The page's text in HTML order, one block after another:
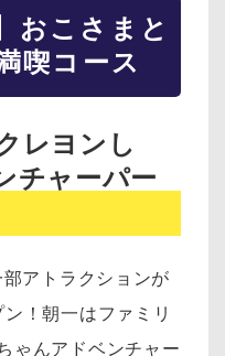
おこさまと
喫コース
レヨンし
チャーパー
アトラクションが
！朝一はファミリ
ゃんアドベンチャー